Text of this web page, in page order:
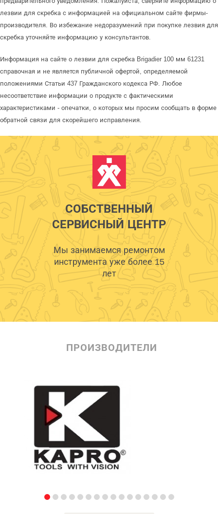
лезвии для скребка с информацией на официальном сайте фирмы-
производителя. Во избежание недоразумений при покупке лезвия для
скребка уточняйте информацию у консультантов.
Информация на сайте о лезвии для скребка Brigadier 100 мм 61231
справочная и не является публичной офертой, определяемой
положениями Статьи 437 Гражданского кодекса РФ. Любое
несоответствие информации о продукте с фактическими
характеристиками - опечатки, о которых мы просим сообщать в форме
обратной связи для скорейшего исправления.
СОБСТВЕННЫЙ
СЕРВИСНЫЙ ЦЕНТР
Мы занимаемся ремонтом
инструмента уже более 15
лет
ПРОИЗВОДИТЕЛИ